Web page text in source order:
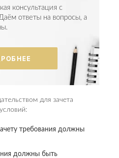
консультация с
ответы на вопросы, а
для зачета
требования должны
должны быть